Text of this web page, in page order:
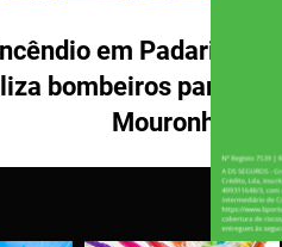
Incêndio em Padaria
bombeiros para
Mouronho